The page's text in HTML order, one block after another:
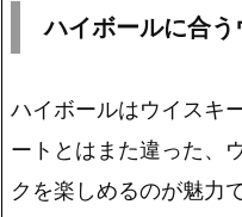
ハイボールに合う
ハイボールはウイスキ
ートとはまた違った、
クを楽しめるのが魅力